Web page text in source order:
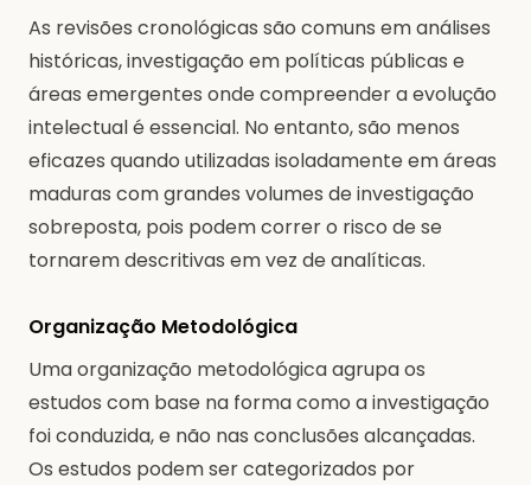
As revisões cronológicas são comuns em análises
históricas, investigação em políticas públicas e
áreas emergentes onde compreender a evolução
intelectual é essencial. No entanto, são menos
eficazes quando utilizadas isoladamente em áreas
maduras com grandes volumes de investigação
sobreposta, pois podem correr o risco de se
tornarem descritivas em vez de analíticas.
Organização Metodológica
Uma organização metodológica agrupa os
estudos com base na forma como a investigação
foi conduzida, e não nas conclusões alcançadas.
Os estudos podem ser categorizados por